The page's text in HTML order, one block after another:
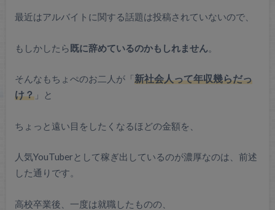
最近はアルバイトに関する話題は投稿されていないので、
もしかしたら既に辞めているのかもしれません。
そんなもちょぺのお二人が「新社会人って年収幾らだっ
け？」と
ちょっと遠い目をしたくなるほどの金額を、
人気YouTuberとして稼ぎ出しているのが濃厚なのは、前述
した通りです。
高校卒業後、一度は就職したものの、